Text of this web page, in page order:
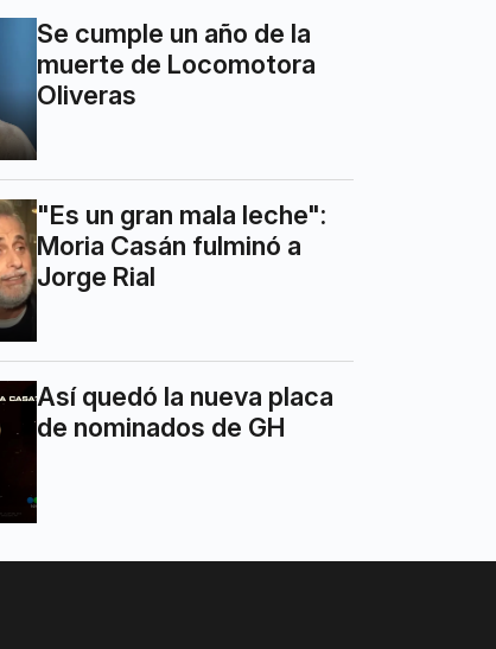
Se cumple un año de la
muerte de Locomotora
Oliveras
"Es un gran mala leche":
Moria Casán fulminó a
Jorge Rial
Así quedó la nueva placa
de nominados de GH